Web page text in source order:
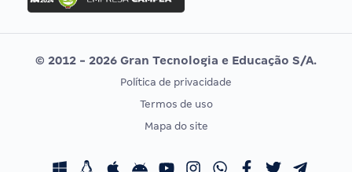
Concurso MPU
Editais publicados
Vunesp
CONCURSOS POR PROFISSÃO
Concursos Fiscais
EXAME DE ORDEM
Calendário OAB
© 2012 - 2026 Gran Tecnologia e Educação S/A.
Política de privacidade
Termos de uso
Mapa do site